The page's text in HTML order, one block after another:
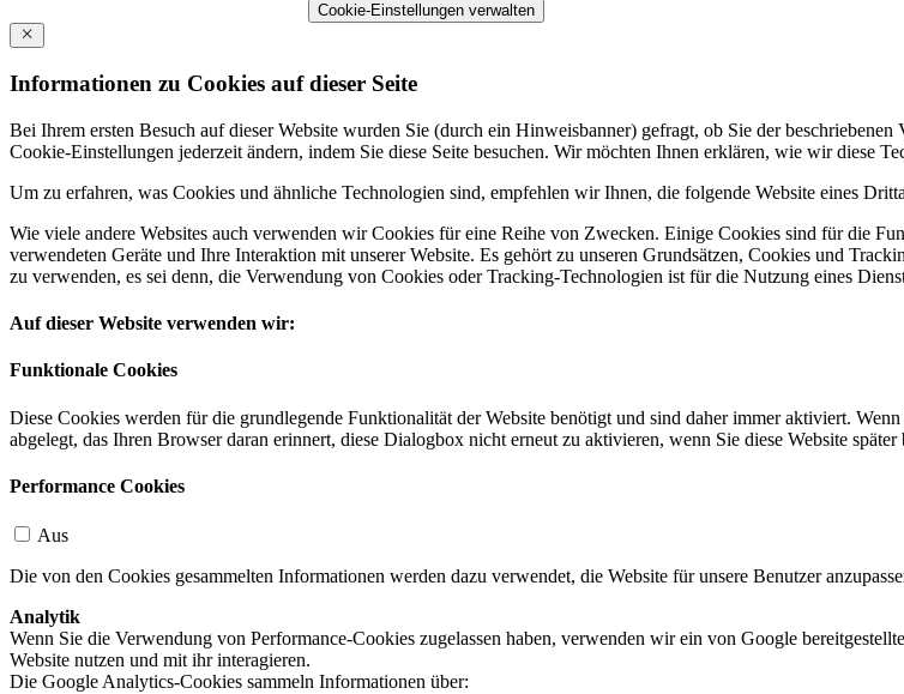
Cookie-Einstellungen verwalten
Informationen zu Cookies auf dieser Seite
Bei Ihrem ersten Besuch auf dieser Website wurden Sie (durch ein Hinweisbanner) gefragt, ob Sie der
Cookie-Einstellungen jederzeit ändern, indem Sie diese Seite besuchen. Wir möchten Ihnen erklären, wie wir diese
Um zu erfahren, was Cookies und ähnliche Technologien sind, empfehlen wir Ihnen, die folgende Website eines
Wie viele andere Websites auch verwenden wir Cookies für eine Reihe von Zwecken. Einige Cookies sind für die
verwendeten Geräte und Ihre Interaktion mit unserer Website. Es gehört zu unseren Grundsätzen, Cookies und
zu verwenden, es sei denn, die Verwendung von Cookies oder Tracking-Technologien ist für die Nutzung eines
Auf dieser Website verwenden wir:
Funktionale Cookies
Diese Cookies werden für die grundlegende Funktionalität der Website benötigt und sind daher immer aktiviert.
abgelegt, das Ihren Browser daran erinnert, diese Dialogbox nicht erneut zu aktivieren, wenn Sie diese Website später
Performance Cookies
Aus
Die von den Cookies gesammelten Informationen werden dazu verwendet, die Website für unsere Benutzer
Analytik
Wenn Sie die Verwendung von Performance-Cookies zugelassen haben, verwenden wir ein von Google
Website nutzen und mit ihr interagieren.
Die Google Analytics-Cookies sammeln Informationen über: